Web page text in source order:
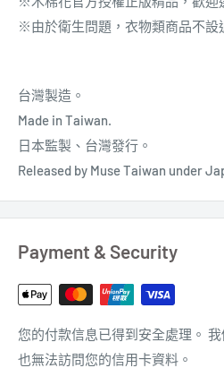
※由於衛生問題，衣物類商品不設
台灣製造。
Made in Taiwan.
日本監製 、台灣發行。
Released by Muse Taiwan under
Payment & Security
您的付款信息已得到安全處理。
也無法訪問您的信用卡資料。